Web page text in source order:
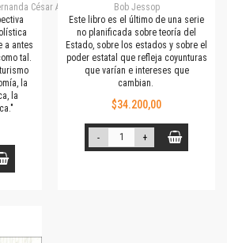
César Arnáiz, Stella Maris Arnáiz Burne
a antes
tal.
la
la
Bob Jessop
Este libro es el último de una serie
no planificada sobre teoría del
Estado, sobre los estados y sobre el
poder estatal que refleja coyunturas
que varían e intereses que
cambian.
$34.200,00
- +